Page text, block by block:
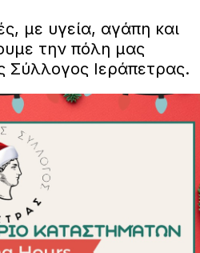
με υγεία, αγάπη και
την πόλη μας
Σύλλογος Ιεράπετρας.